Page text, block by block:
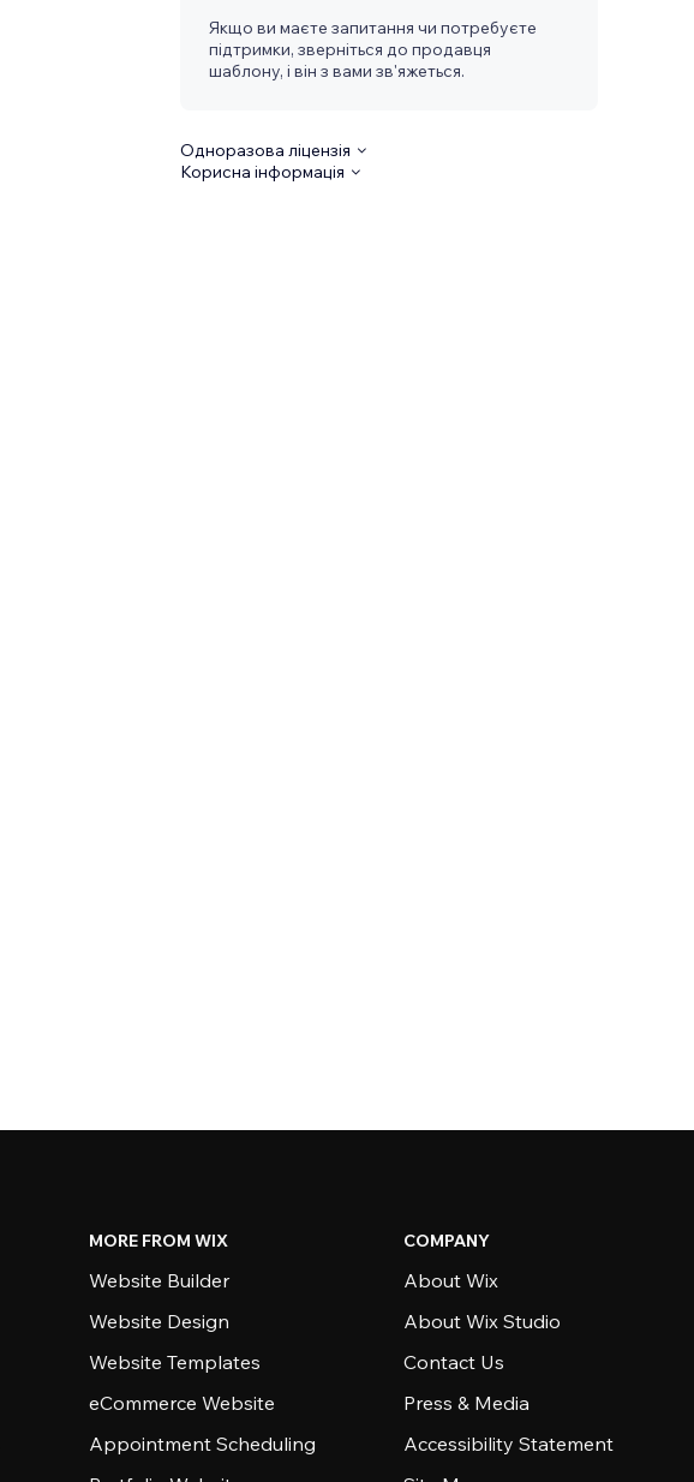
Якщо ви маєте запитання чи потребуєте
підтримки, зверніться до продавця
шаблону, і він з вами зв'яжеться.
Одноразова ліцензія
Корисна інформація
MORE FROM WIX
Website Builder
Website Design
Website Templates
eCommerce Website
Appointment Scheduling
COMPANY
About Wix
About Wix Studio
Contact Us
Press & Media
Accessibility Statement